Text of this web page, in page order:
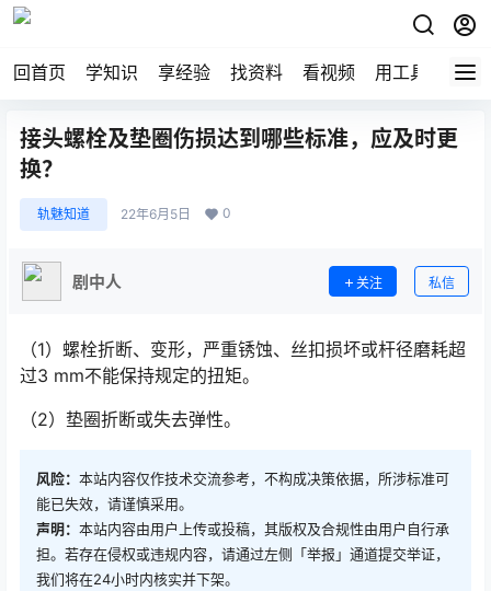
回首页 学知识 享经验 找资料 看视频 用工具 论技
接头螺栓及垫圈伤损达到哪些标准，应及时更
换？
轨魅知道 22年6月5日 0
剧中人 关注 私信
（1）螺栓折断、变形，严重锈蚀、丝扣损坏或杆径磨耗超
过3 mm不能保持规定的扭矩。
（2）垫圈折断或失去弹性。
风险： 本站内容仅作技术交流参考，不构成决策依据，所涉标准可
能已失效，请谨慎采用。
声明： 本站内容由用户上传或投稿，其版权及合规性由用户自行承
担。若存在侵权或违规内容，请通过左侧「举报」通道提交举证，
我们将在24小时内核实并下架。